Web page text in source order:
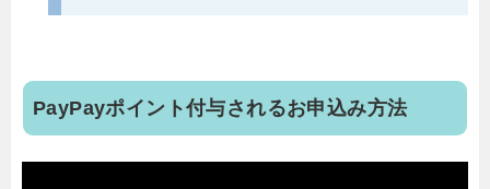
PayPayポイント付与されるお申込み方法